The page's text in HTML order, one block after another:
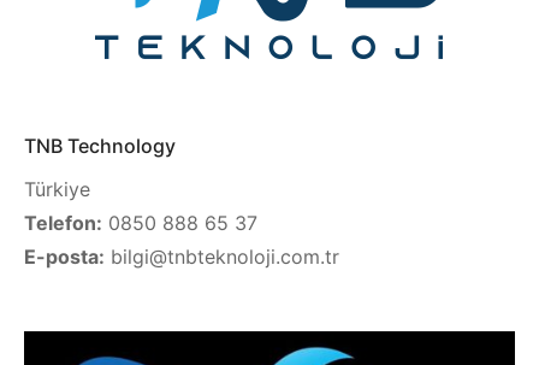
TNB Technology
Türkiye
Telefon: 0850 888 65 37
E-posta: bilgi@tnbteknoloji.com.tr